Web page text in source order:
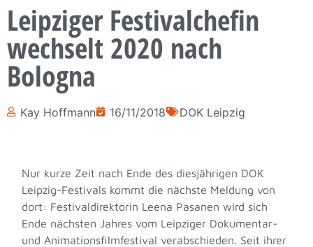
Leipziger Festivalchefin
wechselt 2020 nach
Bologna
Kay Hoffmann 16/11/2018 DOK Leipzig
Nur kurze Zeit nach Ende des diesjährigen DOK
Leipzig-Festivals kommt die nächste Meldung von
dort: Festivaldirektorin Leena Pasanen wird sich
Ende nächsten Jahres vom Leipziger Dokumentar-
und Animationsfilmfestival verabschieden. Seit ihrer